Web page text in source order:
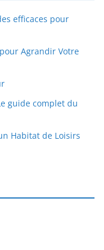
efficaces pour
Agrandir Votre
guide complet du
Habitat de Loisirs